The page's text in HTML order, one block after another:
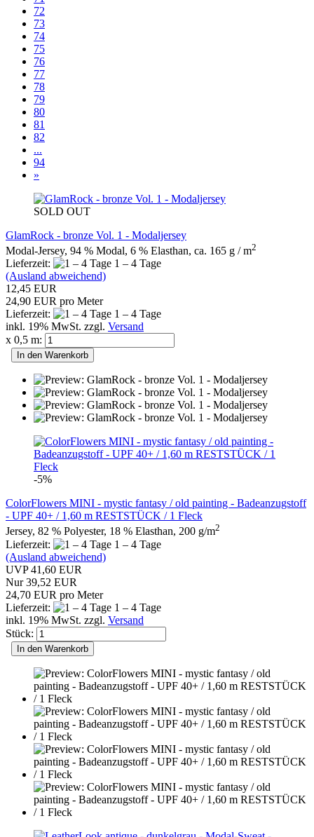
72
73
74
75
76
77
78
79
80
81
82
...
94
»
SOLD OUT
GlamRock - bronze Vol. 1 - Modaljersey
Modal-Jersey, 94 % Modal, 6 % Elasthan, ca. 165 g / m2
Lieferzeit:
1 – 4 Tage
(Ausland abweichend)
12,45 EUR
24,90 EUR pro Meter
Lieferzeit:
1 – 4 Tage
inkl. 19% MwSt. zzgl. Versand
x 0,5 m:
In den Warenkorb
-5%
ColorFlowers MINI - mystic fantasy / old painting - Badeanzugstoff
- UPF 40+ / 1,60 m RESTSTÜCK / 1 Fleck
Jersey, 82 % Polyester, 18 % Elasthan, 200 g/m2
Lieferzeit:
1 – 4 Tage
(Ausland abweichend)
UVP 41,60 EUR
Nur 39,52 EUR
24,70 EUR pro Meter
Lieferzeit:
1 – 4 Tage
inkl. 19% MwSt. zzgl. Versand
Stück:
In den Warenkorb